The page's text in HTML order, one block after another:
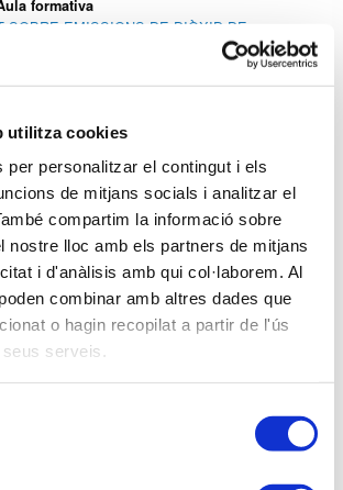
utilitza cookies
per personalitzar el contingut i els
de mitjans socials i analitzar el
compartim la informació sobre
nostre lloc amb els partners de mitjans
i d'anàlisis amb qui col·laborem. Al
combinar amb altres dades que
o hagin recopilat a partir de l'ús
serveis.
formativa
SOBRE EMISSIONS DE DIÒXID DE
DE TRACCIÓ MECÀNICA
formativa
formativa
FAMILIARS I PACTES
Anterior